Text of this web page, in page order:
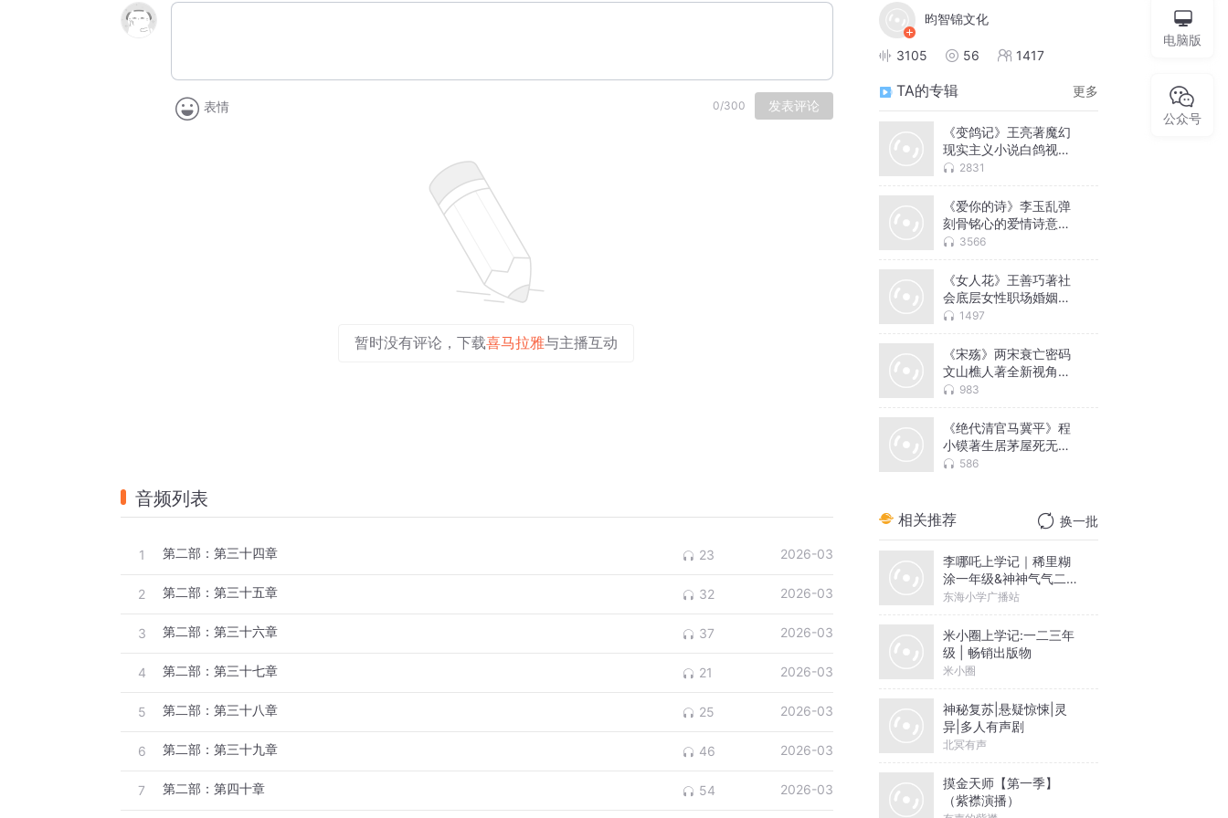
表情 0/300 发表评论
暂时没有评论，下载喜马拉雅与主播互动
音频列表
1 第二部：第三十四章 23 2026-03
2 第二部：第三十五章 32 2026-03
3 第二部：第三十六章 37 2026-03
4 第二部：第三十七章 21 2026-03
5 第二部：第三十八章 25 2026-03
6 第二部：第三十九章 46 2026-03
7 第二部：第四十章 54 2026-03
昀智锦文化
3105 56 1417
TA的专辑 更多
《变鸽记》王亮著魔幻
现实主义小说白鸽视觉
审视世界
2831
《爱你的诗》李玉乱弹
刻骨铭心的爱情诗意纯
真感人
3566
《女人花》王善巧著社
会底层女性职场婚姻生
活故事
1497
《宋殇》两宋衰亡密码
文山樵人著全新视角解
读宋代兴衰
983
《绝代清官马冀平》程
小镆著生居茅屋死无棺
木三造共和
586
相关推荐 换一批
李哪吒上学记｜稀里糊
涂一年级&神神气气二年
级
东海小学广播站
米小圈上学记:一二三年
级 | 畅销出版物
米小圈
神秘复苏|悬疑惊悚|灵
异|多人有声剧
北冥有声
摸金天师【第一季】
（紫襟演播）
电脑版
公众号